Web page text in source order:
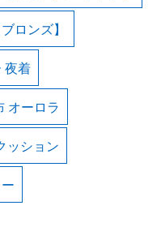
ロンズ】
夜着
オーロラ
ッション